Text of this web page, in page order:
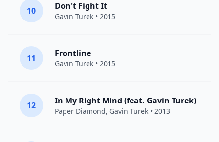
10 Don't Fight It
Gavin Turek • 2015
11 Frontline
Gavin Turek • 2015
12 In My Right Mind (feat. Gavin Turek)
Paper Diamond, Gavin Turek • 2013